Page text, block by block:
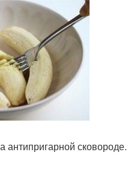
антипригарной сковороде.